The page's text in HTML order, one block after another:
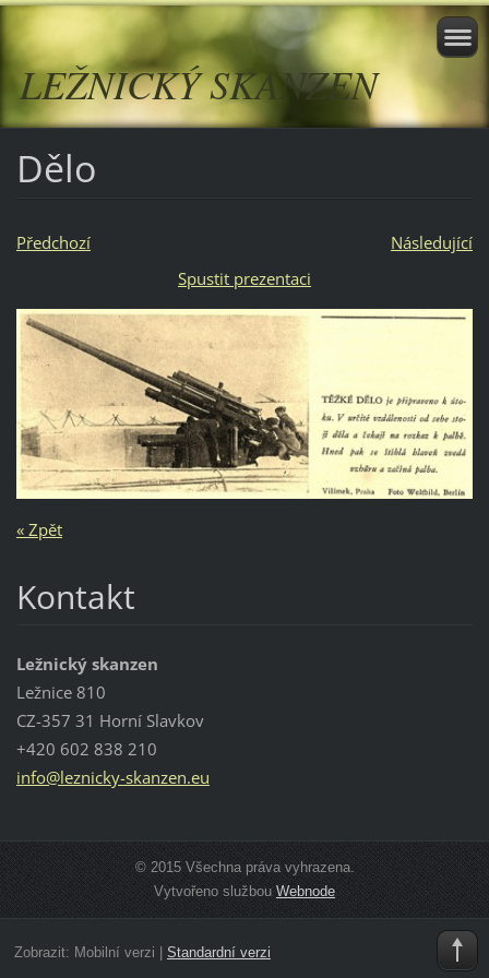
LEŽNICKÝ SKANZEN
Dělo
Předchozí
Následující
Spustit prezentaci
« Zpět
Kontakt
Ležnický skanzen
Ležnice 810
CZ-357 31 Horní Slavkov
+420 602 838 210
info@leznicky-skanzen.eu
© 2015 Všechna práva vyhrazena.
Vytvořeno službouWebnode
Zobrazit: Mobilní verzi | Standardní verzi